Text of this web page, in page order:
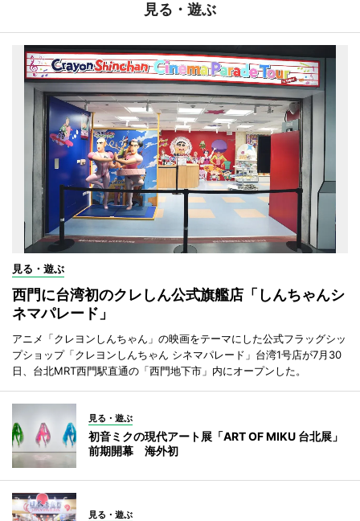
見る・遊ぶ
見る・遊ぶ
西門に台湾初のクレしん公式旗艦店「しんちゃんシ
ネマパレード」
アニメ「クレヨンしんちゃん」の映画をテーマにした公式フラッグシッ
プショップ「クレヨンしんちゃん シネマパレード」台湾1号店が7月30
日、台北MRT西門駅直通の「西門地下市」内にオープンした。
見る・遊ぶ
初音ミクの現代アート展「ART OF MIKU 台北展」
前期開幕 海外初
見る・遊ぶ